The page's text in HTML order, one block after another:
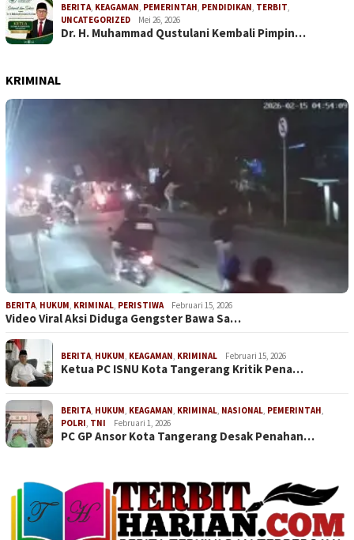
BERITA, KEAGAMAN, PEMERINTAH, PENDIDIKAN, TERBIT,
UNCATEGORIZED
Mei 26, 2026
Dr. H. Muhammad Qustulani Kembali Pimpin…
KRIMINAL
BERITA HUKUM KRIMINAL PERISTIWA Februari 15, 2026
Video Viral Aksi Diduga Gengster Bawa Sa…
BERITA HUKUM KEAGAMAN KRIMINAL Februari 15, 2026
Ketua PC ISNU Kota Tangerang Kritik Pena…
BERITA HUKUM KEAGAMAN KRIMINAL NASIONAL PEMERINTAH
POLRI TNI Februari 1, 2026
PC GP Ansor Kota Tangerang Desak Penahan…